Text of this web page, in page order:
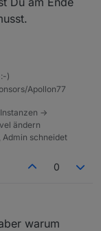
)
Apollon77
->
ändern
schneidet
0
warum